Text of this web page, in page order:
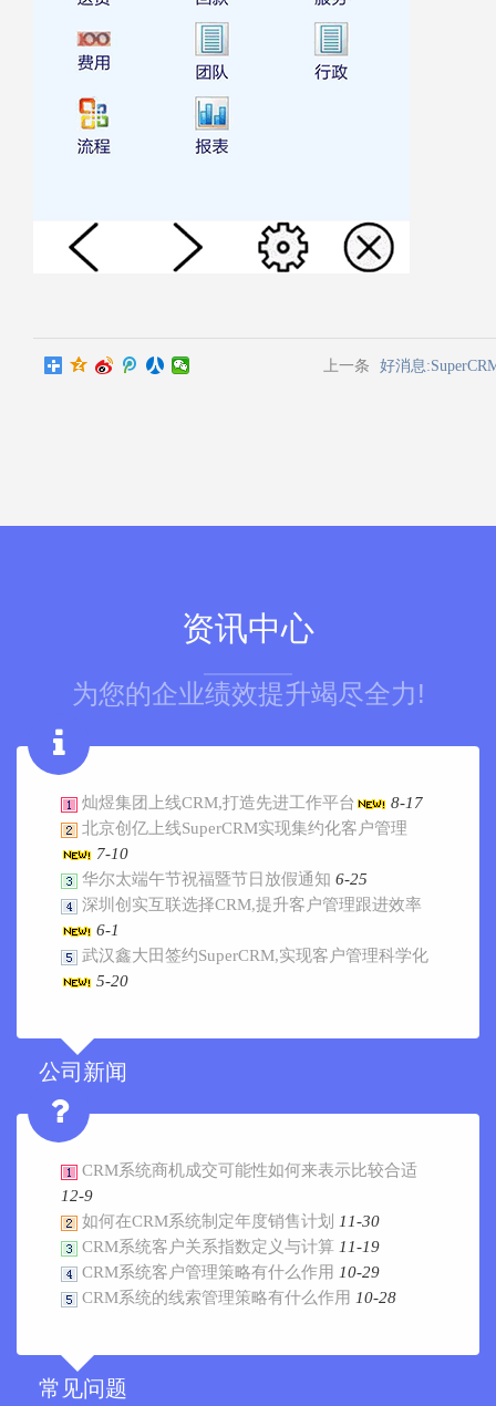
上一条 好消息
资讯中心
为您的企业绩效提升竭尽全力!
灿煜集团上线CRM,打造先进工作平台
8-17
北京创亿上线SuperCRM实现集约化客户管理
7-10
华尔太端午节祝福暨节日放假通知 6-25
深圳创实互联选择CRM,提升客户管理跟进效率
6-1
武汉鑫大田签约SuperCRM,实现客户管理科学化
5-20
公司新闻
CRM系统商机成交可能性如何来表示比较合适
12-9
如何在CRM系统制定年度销售计划
11-30
CRM系统客户关系指数定义与计算 11-19
CRM系统客户管理策略有什么作用 10-29
CRM系统的线索管理策略有什么作用 10-28
常见问题